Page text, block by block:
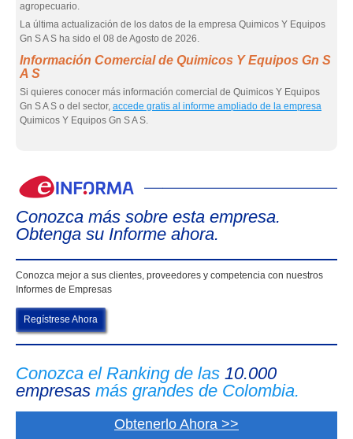
agropecuario.
La última actualización de los datos de la empresa Quimicos Y Equipos
Gn S A S ha sido el 08 de Agosto de 2026.
Información Comercial de Quimicos Y Equipos Gn S
A S
Si quieres conocer más información comercial de Quimicos Y Equipos
Gn S A S o del sector, accede gratis al informe ampliado de la empresa
Quimicos Y Equipos Gn S A S.
Conozca más sobre esta empresa.
Obtenga su Informe ahora.
Conozca mejor a sus clientes, proveedores y competencia con nuestros
Informes de Empresas
Regístrese Ahora
Conozca el Ranking de las 10.000
empresas más grandes de Colombia.
Obtenerlo Ahora >>